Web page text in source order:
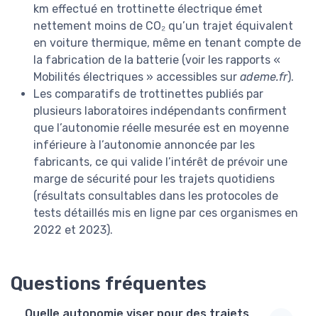
km effectué en trottinette électrique émet
nettement moins de CO₂ qu’un trajet équivalent
en voiture thermique, même en tenant compte de
la fabrication de la batterie (voir les rapports «
Mobilités électriques » accessibles sur ademe.fr).
Les comparatifs de trottinettes publiés par
plusieurs laboratoires indépendants confirment
que l’autonomie réelle mesurée est en moyenne
inférieure à l’autonomie annoncée par les
fabricants, ce qui valide l’intérêt de prévoir une
marge de sécurité pour les trajets quotidiens
(résultats consultables dans les protocoles de
tests détaillés mis en ligne par ces organismes en
2022 et 2023).
Questions fréquentes